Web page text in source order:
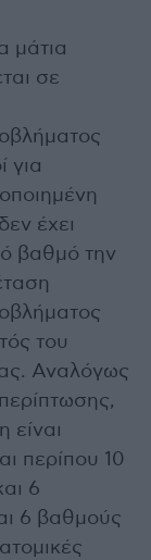
μάτια
σε
για
έχει
βαθμό την
του
Αναλόγως
είναι
περίπου 10
6
6 βαθμούς